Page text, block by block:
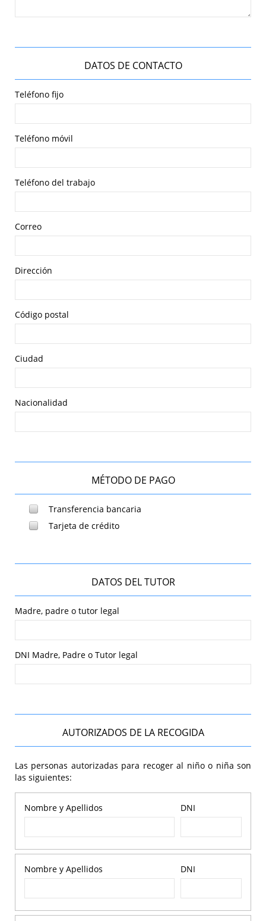
DATOS DE CONTACTO
Teléfono fijo
Teléfono móvil
Teléfono del trabajo
Correo
Dirección
Código postal
Ciudad
Nacionalidad
MÉTODO DE PAGO
Transferencia bancaria
Tarjeta de crédito
DATOS DEL TUTOR
Madre, padre o tutor legal
DNI Madre, Padre o Tutor legal
AUTORIZADOS DE LA RECOGIDA
Las personas autorizadas para recoger al niño o niña son
las siguientes:
Nombre y Apellidos DNI
Nombre y Apellidos DNI